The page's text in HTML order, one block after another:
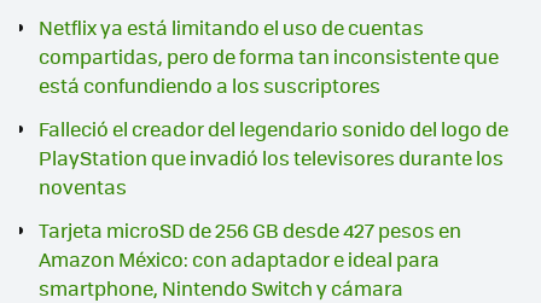
Netflix ya está limitando el uso de cuentas
compartidas, pero de forma tan inconsistente que
está confundiendo a los suscriptores
Falleció el creador del legendario sonido del logo de
PlayStation que invadió los televisores durante los
noventas
Tarjeta microSD de 256 GB desde 427 pesos en
Amazon México: con adaptador e ideal para
smartphone, Nintendo Switch y cámara